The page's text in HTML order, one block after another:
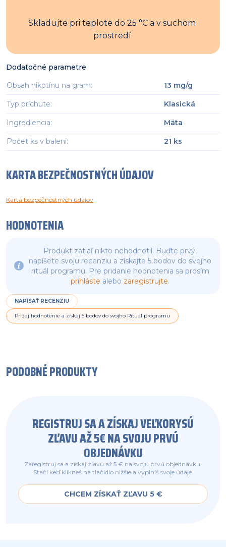
Skladujte pri teplote do 25 °C a v suchom
prostredí.
Dodatočné parametre
Obsah nikotínu na gram: 13 mg/g
Typ príchute: Klasická
Ingrediencia: Mäta
Počet ks v balení: 21 ks
KARTA BEZPEČNOSTNÝCH ÚDAJOV
Karta bezpečnostných údajov
HODNOTENIA
Produkt zatiaľ nikto nehodnotil. Buďte prvý,
napíšete svoju recenziu a získajte 5 bodov do svojho
rituál programu. Pre pridanie hodnotenia sa prosím
prihláste alebo zaregistrujte.
NAPÍSAŤ RECENZIU
Pridaj hodnotenie a získaj 5 bodov do svojho Rituál programu
PODOBNÉ PRODUKTY
REGISTRUJ SA A ZÍSKAJ VEĽKORYSÚ
ZĽAVU AŽ 5€ NA SVOJU PRVÚ
OBJEDNÁVKU
Zaregistruj sa a získaj zľavu až 5 € na svoju prvú objednávku.
Stačí keď klikneš na tlačidlo nižšie a vyplníš svoje údaje.
CHCEM ZÍSKAŤ ZĽAVU 5 €